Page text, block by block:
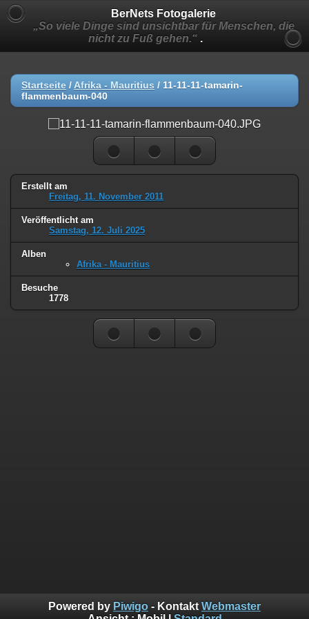
BerNets Fotogalerie
„So viele Dinge sind unsichtbar für Menschen, die
nicht zu Fuß gehen.“ .
Startseite / Afrika - Mauritius / 11-11-11-tamarin-
flammenbaum-040
Erstellt am
Freitag, 11. November 2011
Veröffentlicht am
Samstag, 12. Juli 2025
Alben
Afrika - Mauritius
Besuche
1778
Powered by Piwigo - Kontakt Webmaster